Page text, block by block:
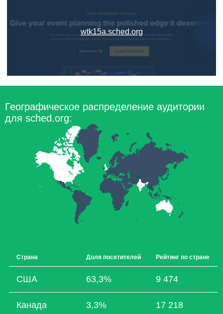
wtk15a.sched.org
Географическое распределение аудитории
для sched.org:
Страна Доля посетителей Рейтинг по стране
США 63,3% 9 474
Канада 3,3% 17 218